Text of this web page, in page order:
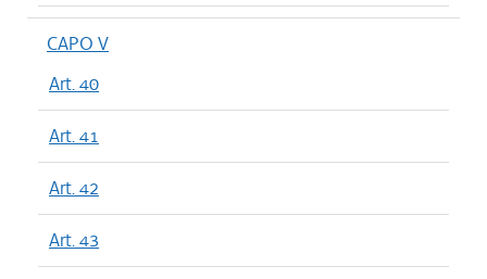
CAPO V
Art. 40
Art. 41
Art. 42
Art. 43